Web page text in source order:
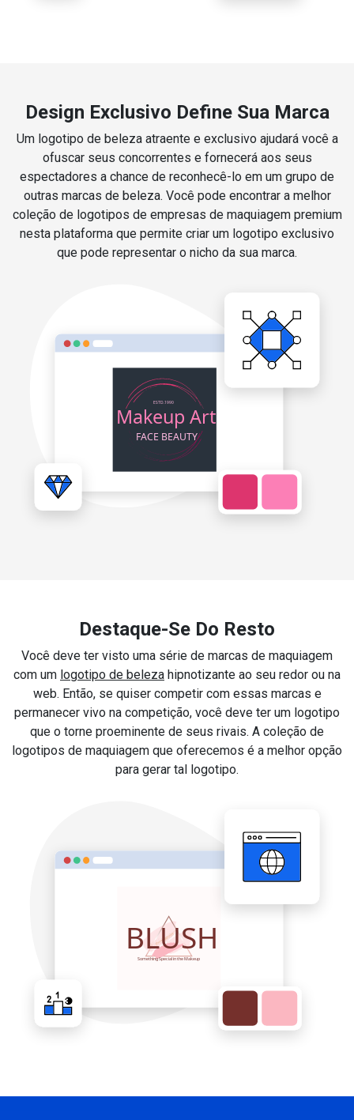
Design Exclusivo Define Sua Marca
Um logotipo de beleza atraente e exclusivo ajudará você a
ofuscar seus concorrentes e fornecerá aos seus
espectadores a chance de reconhecê-lo em um grupo de
outras marcas de beleza. Você pode encontrar a melhor
coleção de logotipos de empresas de maquiagem premium
nesta plataforma que permite criar um logotipo exclusivo
que pode representar o nicho da sua marca.
Destaque-Se Do Resto
Você deve ter visto uma série de marcas de maquiagem
com um logotipo de beleza hipnotizante ao seu redor ou na
web. Então, se quiser competir com essas marcas e
permanecer vivo na competição, você deve ter um logotipo
que o torne proeminente de seus rivais. A coleção de
logotipos de maquiagem que oferecemos é a melhor opção
para gerar tal logotipo.